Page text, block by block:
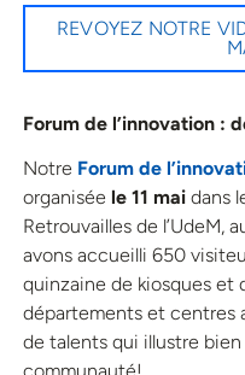
REVOYEZ NOTRE
Forum de l’innovation :
Notre Forum de
organisée le 11 mai dans
Retrouvailles de l’UdeM,
avons accueilli 650
quinzaine de kiosques et
départements et centres
de talents qui illustre